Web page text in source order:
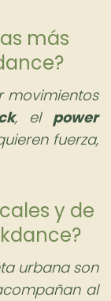
más
movimientos
, el power
fuerza,
y de
urbana son
al